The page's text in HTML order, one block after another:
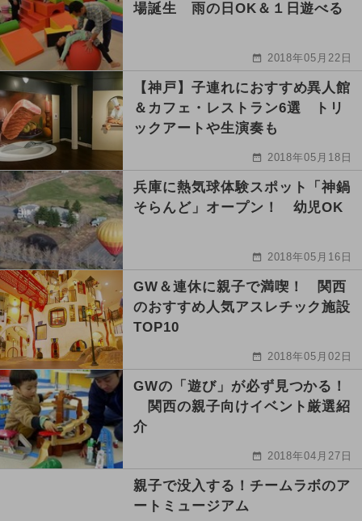
場誕生 雨の日OK＆１日遊べる
2018年05月22日
【神戸】子連れにおすすめ異人館
＆カフェ・レストラン6選 トリ
ックアートや生演奏も
2018年05月18日
兵庫に熱気球体験スポット「神鍋
そらんど」オープン！ 幼児OK
2018年05月16日
GW＆連休に親子で満喫！ 関西
のおすすめ人気アスレチック施設
TOP10
2018年05月02日
GWの「遊び」が必ず見つかる！
関西の親子向けイベント厳選紹
介
2018年04月27日
親子で没入する！チームラボのア
ートミュージアム